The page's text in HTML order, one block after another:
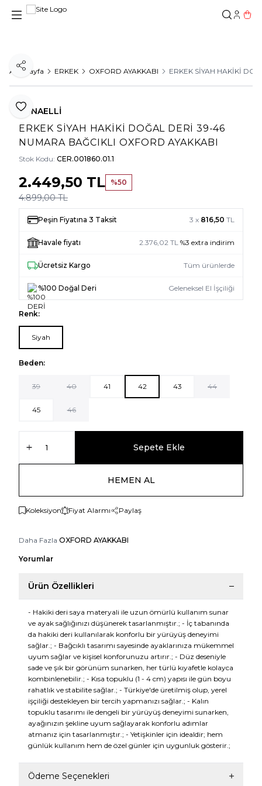
Ana Sayfa ERKEK OXFORD AYAKKABI ERKEK SİYAH HAKİKİ
Favoriye Ekle
Paylaş
TUNAELLİ
ERKEK SİYAH HAKİKİ DOĞAL DERİ 39-46
NUMARA BAĞCIKLI OXFORD AYAKKABI
Stok Kodu: CER.001860.01.1
4.899,00TL
2.449,50 TL %50
Peşin Fiyatına 3 Taksit 3 x 816,50 TL
Havale fiyatı 2.376,02 TL %3 extra indirim
Ücretsiz Kargo Tüm ürünlerde
%100 Doğal Deri Geleneksel El İşçiliği
Renk:
Siyah
Beden:
39 40 41 42 43 44
45 46
Sepete Ekle
HEMEN AL
Koleksiyon Fiyat Alarmı Paylaş
Daha Fazla OXFORD AYAKKABI
Yorumlar
Ürün Özellikleri
- Hakiki deri saya materyali ile uzun ömürlü kullanım sunar
ve ayak sağlığınızı düşünerek tasarlanmıştır.; - İç tabanında
da hakiki deri kullanılarak konforlu bir yürüyüş deneyimi
sağlar.; - Bağcıklı tasarımı sayesinde ayaklarınıza mükemmel
uyum sağlar ve kişisel konforunuzu artırır.; - Düz deseniyle
sade ve şık bir görünüm sunarken, her türlü kıyafetle kolayca
kombinlenebilir.; - Kısa topuklu (1 - 4 cm) yapısı ile gün boyu
rahatlık ve stabilite sağlar.; - Türkiye'de üretilmiş olup, yerel
işçiliği destekleyen bir tercih yapmanızı sağlar.; - Kalın
topuklu tasarımı ile dengeli bir yürüyüş deneyimi sunarken,
ayağınızın şekline uyum sağlayarak konforlu adımlar
atmanız için tasarlanmıştır.; - Yetişkinler için idealdir; hem
günlük kullanım hem de özel günler için uygunluk gösterir.;
Ödeme Seçenekleri